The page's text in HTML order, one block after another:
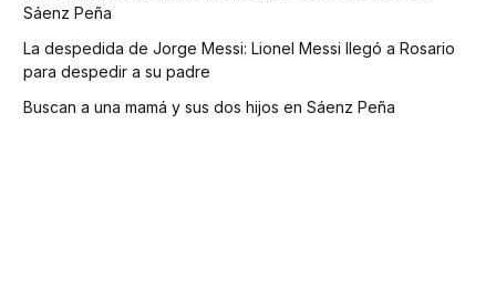
Sáenz Peña
La despedida de Jorge Messi: Lionel Messi llegó a Rosario
para despedir a su padre
Buscan a una mamá y sus dos hijos en Sáenz Peña